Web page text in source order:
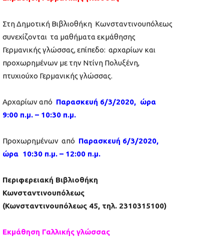
Στη Δημοτική Βιβλιοθήκη Κωνσταντινουπόλεως
συνεχίζονται τα μαθήματα εκμάθησης
Γερμανικής γλώσσας, επίπεδο: αρχαρίων και
προχωρημένων με την Ντίνη Πoλυξένη,
πτυχιούχο Γερμανικής γλώσσας.
Αρχαρίων από Παρασκευή 6/3/2020, ώρα
9:00 π.μ. – 10:30 π.μ.
Προχωρημένων από Παρασκευή 6/3/2020,
ώρα 10:30 π.μ. – 12:00 π.μ.
Περιφερειακή Βιβλιοθήκη
Κωνσταντινουπόλεως
(Κωνσταντινουπόλεως 45, τηλ. 2310315100)
Εκμάθηση Γαλλικής γλώσσας